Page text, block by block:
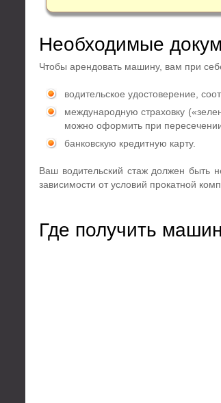
Необходимые
Чтобы арендовать машину, вам при
водительское удостоверение,
международную страховку
можно оформить при
банковскую кредитную карту.
Ваш водительский стаж должен быть
зависимости от условий прокатной
Где получить